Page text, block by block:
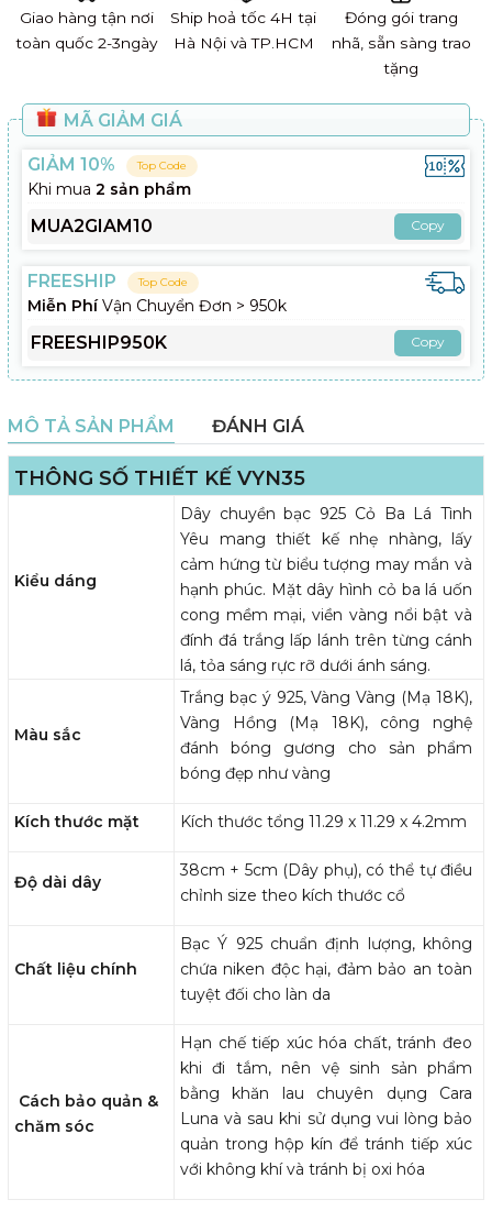
Giao hàng tận nơi
toàn quốc 2-3ngày
Ship hoả tốc 4H tại
Hà Nội và TP.HCM
Đóng gói trang
nhã, sẵn sàng trao
tặng
MÃ GIẢM GIÁ
GIẢM 10% Top Code
Khi mua 2 sản phẩm
MUA2GIAM10 Copy
FREESHIP Top Code
Miễn PhíVận Chuyển Đơn > 950k
FREESHIP950K Copy
MÔ TẢ SẢN PHẨM ĐÁNH GIÁ
THÔNG SỐ THIẾT KẾ VYN35
Kiểu dáng
Dây chuyền bạc 925 Cỏ Ba Lá Tình
Yêu mang thiết kế nhẹ nhàng, lấy
cảm hứng từ biểu tượng may mắn và
hạnh phúc. Mặt dây hình cỏ ba lá uốn
cong mềm mại, viền vàng nổi bật và
đính đá trắng lấp lánh trên từng cánh
lá, tỏa sáng rực rỡ dưới ánh sáng.
Màu sắc
Trắng bạc ý 925, Vàng Vàng (Mạ 18K),
Vàng Hồng (Mạ 18K), công nghệ
đánh bóng gương cho sản phẩm
bóng đẹp như vàng
Kích thước mặt Kích thước tổng 11.29 x 11.29 x 4.2mm
Độ dài dây
38cm + 5cm (Dây phụ), có thể tự điều
chỉnh size theo kích thước cổ
Chất liệu chính
Bạc Ý 925 chuẩn định lượng, không
chứa niken độc hại, đảm bảo an toàn
tuyệt đối cho làn da
Cách bảo quản &
chăm sóc
Hạn chế tiếp xúc hóa chất, tránh đeo
khi đi tắm, nên vệ sinh sản phẩm
bằng khăn lau chuyên dụng Cara
Luna và sau khi sử dụng vui lòng bảo
quản trong hộp kín để tránh tiếp xúc
với không khí và tránh bị oxi hóa